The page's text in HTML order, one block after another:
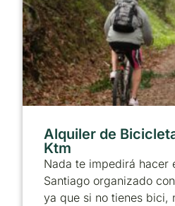
Alquiler de
Ktm
Nada te impedirá hacer
Santiago organizado
ya que si no tienes bici,